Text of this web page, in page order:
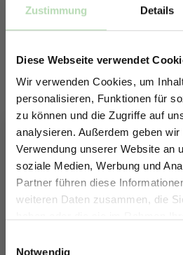
Zustimmung Details
Diese Webseite verwendet
Wir verwenden Cookies, um
personalisieren, Funktionen für
zu können und die Zugriffe auf
analysieren. Außerdem geben
Verwendung unserer Website an
soziale Medien, Werbung und
Partner führen diese
weiteren Daten zusammen, die
Notwendig
Erstelle in nur 4
ERHALTE 5%
DEINE